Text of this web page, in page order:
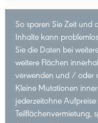
So sparen Sie Zeit und
Inhalte kann
Sie die Daten bei
weitere Flächen
verwenden und / oder
Kleine Mutationen
jederzeitohne
Teilflächenvermietung,